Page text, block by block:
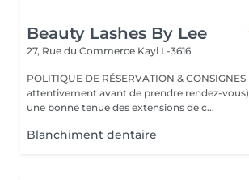
Beauty Lashes By Lee
27, Rue du Commerce Kayl L-3616
POLITIQUE DE RÉSERVATION & CONSIGNES (Merci de lire
attentivement avant de prendre rendez-vous) Afin de garantir
une bonne tenue des extensions de c...
Blanchiment dentaire